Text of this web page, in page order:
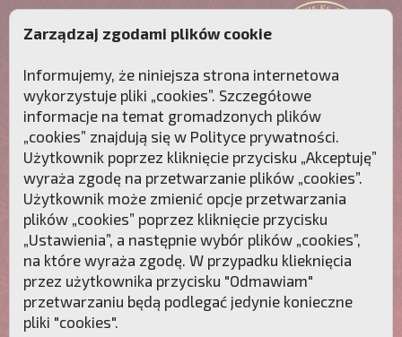
Przebudźmy sumienia Polaków!
Polonia
Christiana
PCh24.pl
Przymierze
Zarządzaj zgodami plików cookie
Informujemy, że niniejsza strona internetowa
wykorzystuje pliki „cookies”. Szczegółowe
informacje na temat gromadzonych plików
„cookies” znajdują się w Polityce prywatności.
Użytkownik poprzez kliknięcie przycisku „Akceptuję”
wyraża zgodę na przetwarzanie plików „cookies”.
Użytkownik może zmienić opcje przetwarzania
plików „cookies” poprzez kliknięcie przycisku
„Ustawienia”, a następnie wybór plików „cookies”,
na które wyraża zgodę. W przypadku klieknięcia
przez użytkownika przycisku "Odmawiam"
przetwarzaniu będą podlegać jedynie konieczne
pliki "cookies".